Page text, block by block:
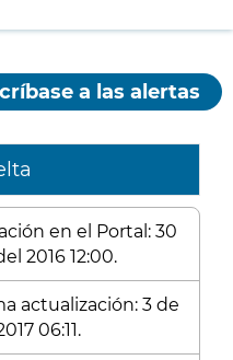
a las alertas
en el Portal: 30
2016 12:00.
actualización: 3 de
06:11.